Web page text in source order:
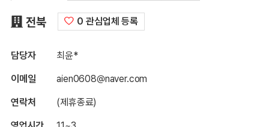
전북구인정보0 관심업체 등록
담당자 최윤*
이메일 aien0608@naver.com
연락처 (제휴종료)